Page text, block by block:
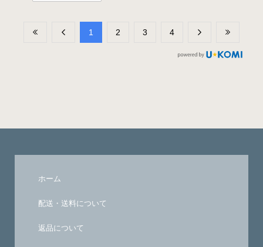
​1 ​2 ​3 ​4
ホーム
配送・送料について
返品について